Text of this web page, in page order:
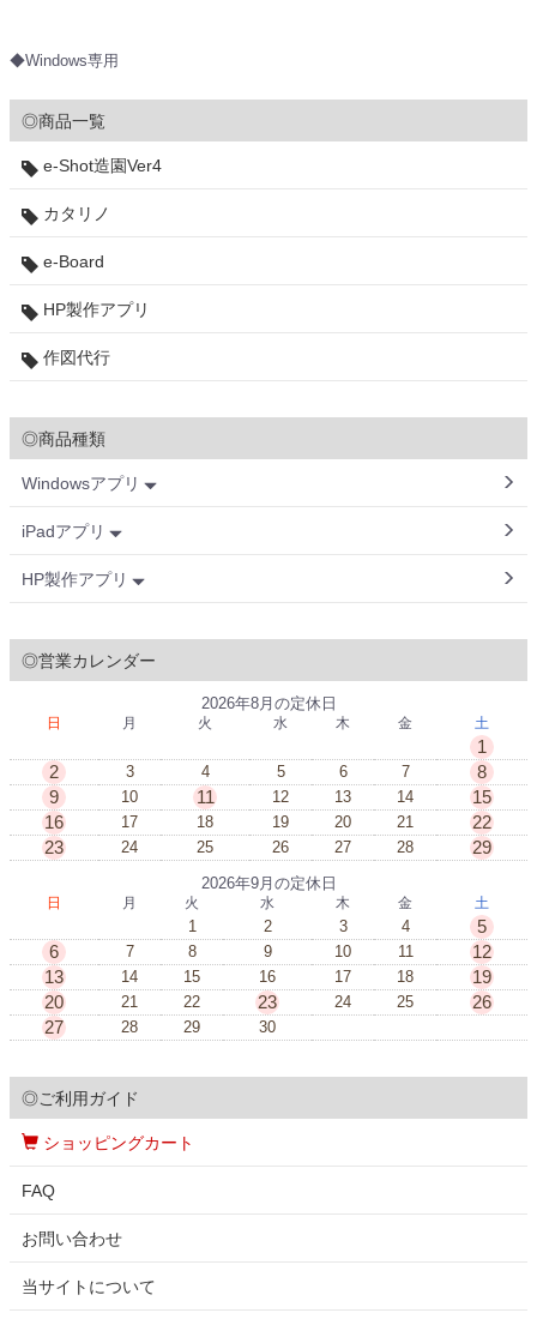
◆Windows専用
◎商品一覧
e-Shot造園Ver4
カタリノ
e-Board
HP製作アプリ
作図代行
◎商品種類
Windowsアプリ
iPadアプリ
HP製作アプリ
◎営業カレンダー
2026年8月の定休日
日 月 火 水 木 金 土
1
2
3 4 5 6 7
8
9
10 11 12 13 14
15
16
17 18 19 20 21
22
23
24 25 26 27 28 29
2026年9月の定休日
日 月 火 水 木 金 土
1 2 3 4
5
6
7 8 9 10 11
12
13
14 15 16 17 18
19
20
21 22 23 24 25
26
27
28 29 30
◎ご利用ガイド
ショッピングカート
FAQ
お問い合わせ
当サイトについて